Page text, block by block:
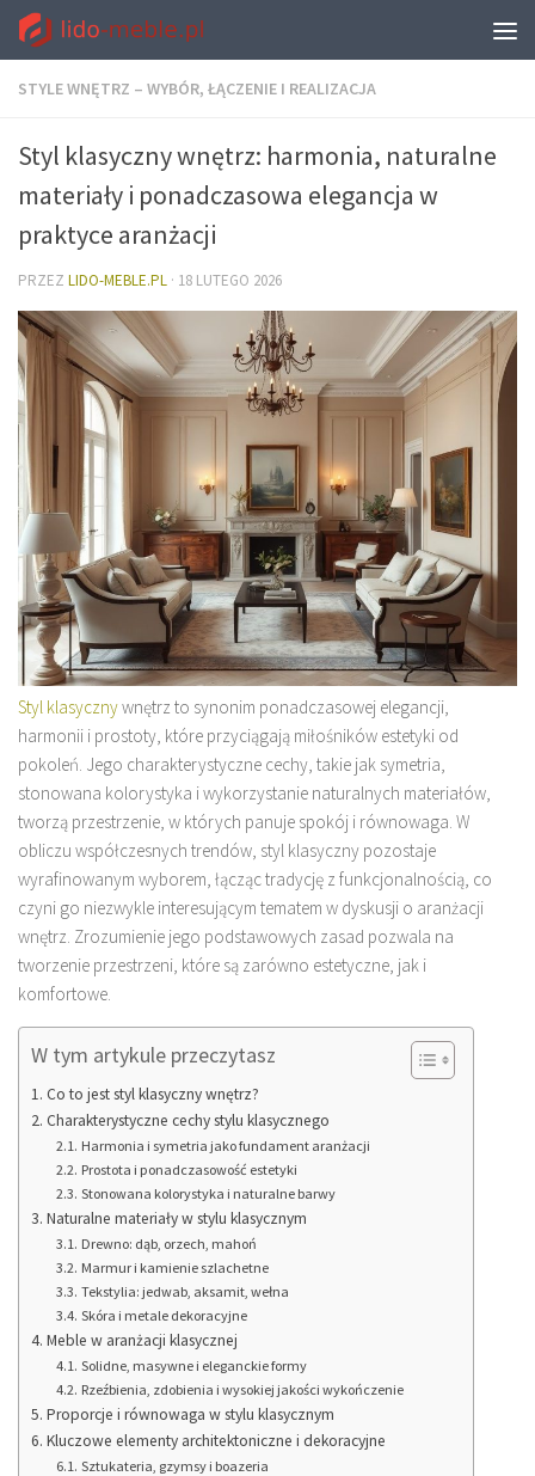
STYLE WNĘTRZ – WYBÓR, ŁĄCZENIE I REALIZACJA
Styl klasyczny wnętrz: harmonia, naturalne
materiały i ponadczasowa elegancja w
praktyce aranżacji
PRZEZ LIDO-MEBLE.PL · 18 LUTEGO 2026
Styl klasycznywnętrz to synonim ponadczasowej elegancji,
harmonii i prostoty, które przyciągają miłośników estetyki od
pokoleń. Jego charakterystyczne cechy, takie jak symetria,
stonowana kolorystyka i wykorzystanie naturalnych materiałów,
tworzą przestrzenie, w których panuje spokój i równowaga. W
obliczu współczesnych trendów, styl klasyczny pozostaje
wyrafinowanym wyborem, łącząc tradycję z funkcjonalnością, co
czyni go niezwykle interesującym tematem w dyskusji o aranżacji
wnętrz. Zrozumienie jego podstawowych zasad pozwala na
tworzenie przestrzeni, które są zarówno estetyczne, jak i
komfortowe.
W tym artykule przeczytasz
Co to jest styl klasyczny wnętrz?
Charakterystyczne cechy stylu klasycznego
Harmonia i symetria jako fundament aranżacji
Prostota i ponadczasowość estetyki
Stonowana kolorystyka i naturalne barwy
Naturalne materiały w stylu klasycznym
Drewno: dąb, orzech, mahoń
Marmur i kamienie szlachetne
Tekstylia: jedwab, aksamit, wełna
Skóra i metale dekoracyjne
Meble w aranżacji klasycznej
Solidne, masywne i eleganckie formy
Rzeźbienia, zdobienia i wysokiej jakości wykończenie
Proporcje i równowaga w stylu klasycznym
Kluczowe elementy architektoniczne i dekoracyjne
Sztukateria, gzymsy i boazeria